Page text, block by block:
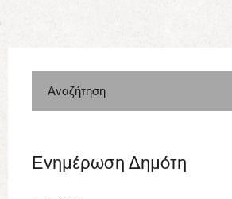
Αναζήτηση
Ενημέρωση Δημότη